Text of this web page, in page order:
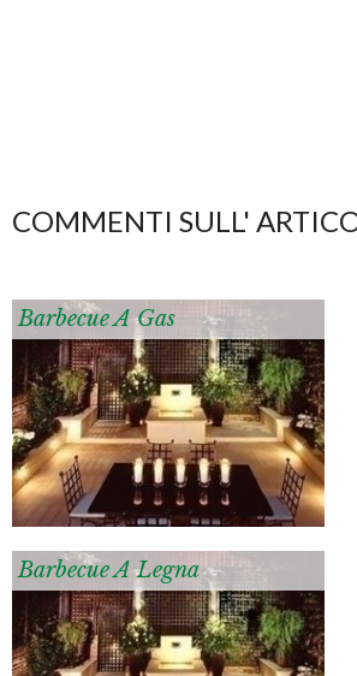
COMMENTI SULL'
Barbecue A Gas
Barbecue A Legna